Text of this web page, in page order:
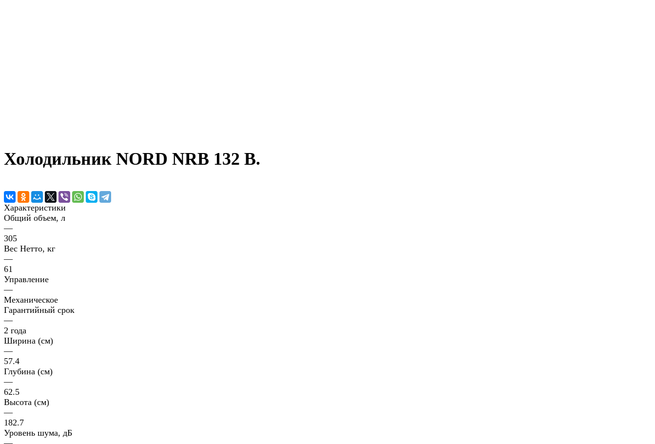
Холодильник NORD NRB 132 B.
Характеристики
Общий объем, л
—
305
Вес Нетто, кг
—
61
Управление
—
Механическое
Гарантийный срок
—
2 года
Ширина (см)
—
57.4
Глубина (см)
—
62.5
Высота (см)
—
182.7
Уровень шума, дБ